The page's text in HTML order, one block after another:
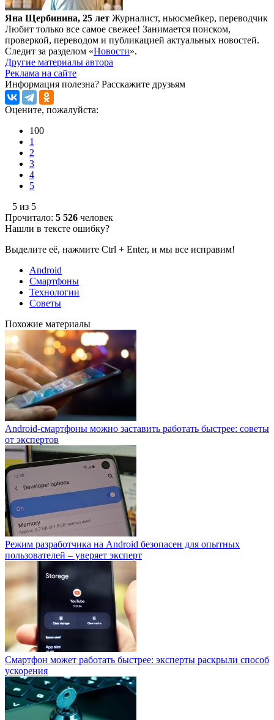
Яна Щербинина, 25 лет Журналист, ньюсмейкер, переводчик
Любит только все самое свежее! Занимается поиском,
проверкой, переводом и публикацией актуальных новостей.
Следит за разделом «Новости».
Другие материалы автора
Реклама на сайте
Информация полезна? Расскажите друзьям
Оцените, пожалуйста:
100
1
2
3
4
5
5 из 5
Прочитало: 5 526 человек
Нашли в тексте ошибку?
Выделите её, нажмите Ctrl + Enter, и мы все исправим!
Android
Смартфоны
Технологии
Советы
Похожие материалы
Android-смартфоны можно заставить работать быстрее: советы
от экспертов
Режим разработчика на Android безопасен для опытных
пользователей – уверяет эксперт
Смартфон может работать быстрее: эксперты раскрыли способ
ускорения